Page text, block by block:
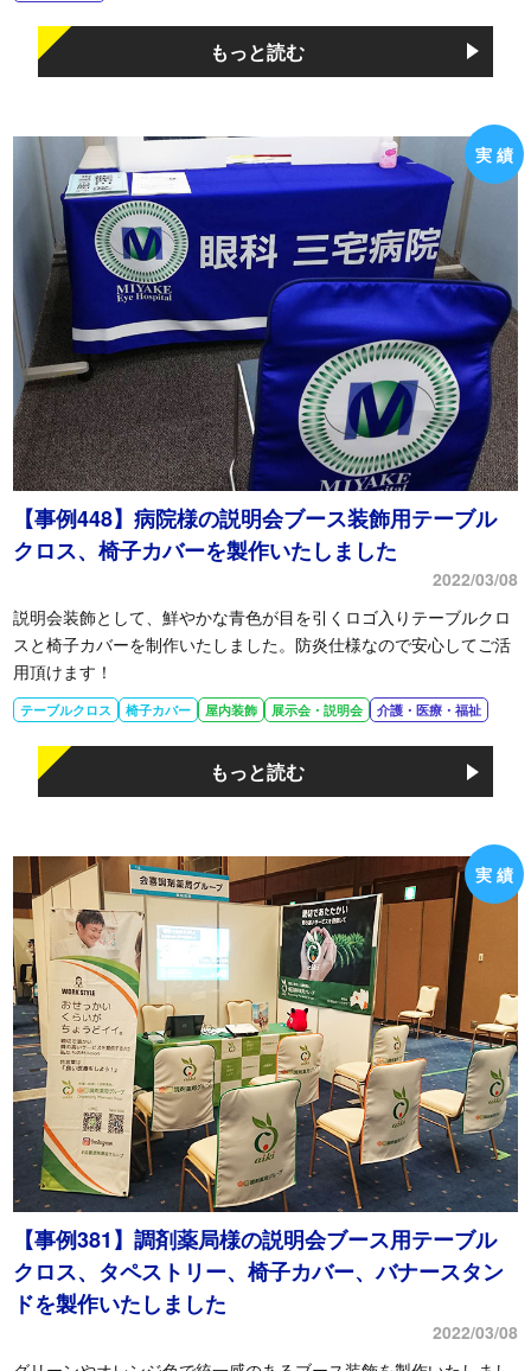
もっと読む
【事例448】病院様の説明会ブース装飾用テーブル
クロス、椅子カバーを製作いたしました
2022/03/08
説明会装飾として、鮮やかな青色が目を引くロゴ入りテーブルクロ
スと椅子カバーを制作いたしました。防炎仕様なので安心してご活
用頂けます！
テーブルクロス 椅子カバー 屋内装飾 展示会・説明会 介護・医療・福祉
もっと読む
【事例381】調剤薬局様の説明会ブース用テーブル
クロス、タペストリー、椅子カバー、バナースタン
ドを製作いたしました
2022/03/08